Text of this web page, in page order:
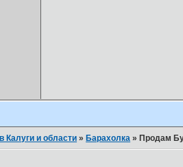
Калуги и области » Барахолка » Продам